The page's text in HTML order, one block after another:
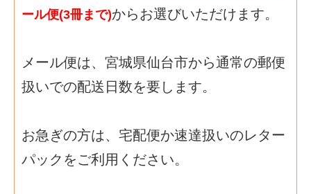
ール便(3冊まで)からお選びいただけます。
メール便は、宮城県仙台市から通常の郵便
扱いでの配送日数を要します。
お急ぎの方は、宅配便か速達扱いのレター
パックをご利用ください。